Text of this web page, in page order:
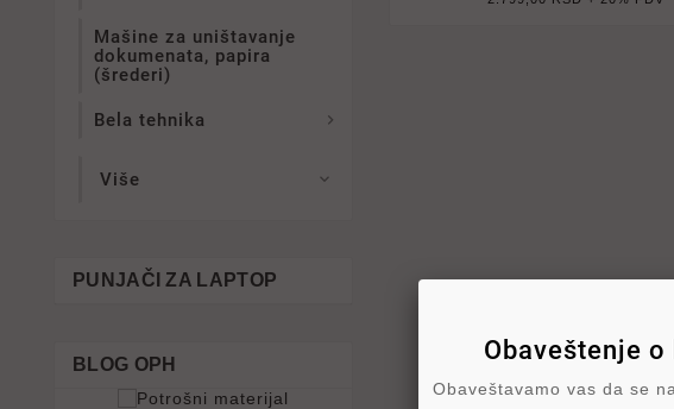
Mašine za uništavanje
dokumenata, papira
(šrederi)
Bela tehnika 
Više 
PUNJAČI ZA LAPTOP
BLOG OPH Obaveštenje
Obaveštavamo vas da se